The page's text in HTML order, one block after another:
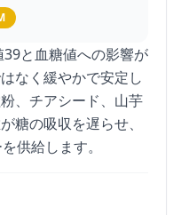
と血糖値への影響が
なく緩やかで安定し
、チアシード、山芋
糖の吸収を遅らせ、
供給します。